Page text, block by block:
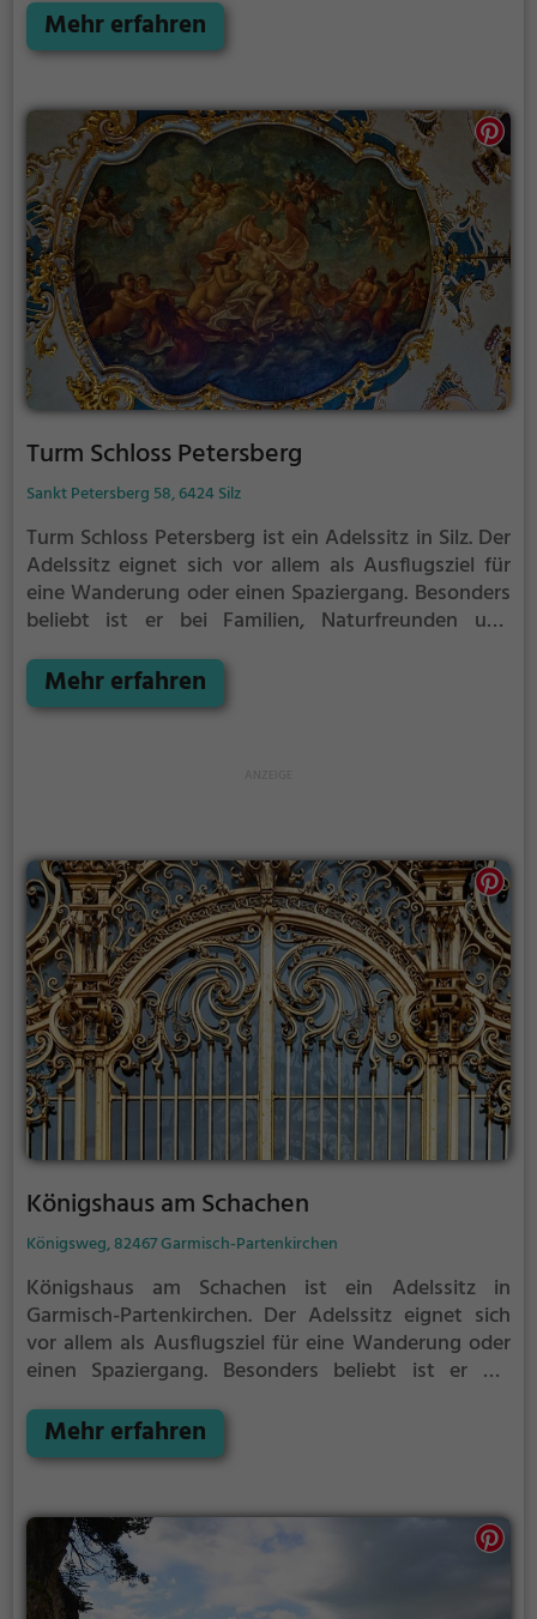
Aspekte aus längst vergangenen Zeiten und bietet
einen kleinen Einblick in die Geschichte.
Mehr erfahren
Turm Schloss Petersberg
Sankt Petersberg 58, 6424 Silz
Turm Schloss Petersberg ist ein Adelssitz in Silz. Der
Adelssitz eignet sich vor allem als Ausflugsziel für
eine Wanderung oder einen Spaziergang. Besonders
beliebt ist er bei Familien, Naturfreunden und
Aspekte aus längst vergangenen Zeiten und bietet
einen kleinen Einblick in die Geschichte.
Mehr erfahren
Königshaus am Schachen
Königsweg, 82467 Garmisch-Partenkirchen
Königshaus am Schachen ist ein Adelssitz in
Garmisch-Partenkirchen. Der Adelssitz eignet sich
vor allem als Ausflugsziel für eine Wanderung oder
einen Spaziergang. Besonders beliebt ist er bei
Adelssitz offenbart historische Aspekte aus längst
vergangenen Zeiten und bietet einen kleinen
Mehr erfahren